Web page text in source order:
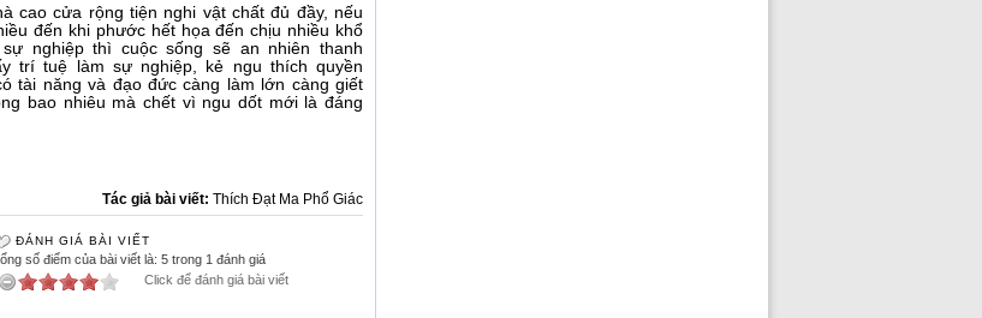
cao cửa rộng tiện nghi vật chất đủ đầy, nếu
đến khi phước hết họa đến chịu nhiều khổ
nghiệp thì cuộc sống sẽ an nhiên thanh
trí tuệ làm sự nghiệp, kẻ ngu thích quyền
tài năng và đạo đức càng làm lớn càng giết
bao nhiêu mà chết vì ngu dốt mới là đáng
Tác giả bài viết: Thích Đạt Ma Phổ Giác
ĐÁNH GIÁ BÀI VIẾT
số điểm của bài viết là: 5 trong 1 đánh giá
Click để đánh giá bài viết